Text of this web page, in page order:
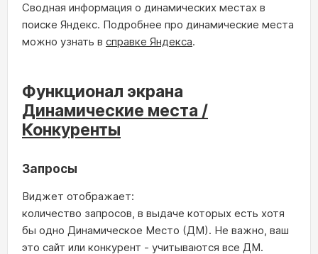
Сводная информация о динамических местах в
поиске Яндекс. Подробнее про динамические места
можно узнать в справке Яндекса.
Функционал экрана
Динамические места /
Конкуренты
Запросы
Виджет отображает:
количество запросов, в выдаче которых есть хотя
бы одно Динамическое Место (ДМ). Не важно, ваш
это сайт или конкурент - учитываются все ДМ.